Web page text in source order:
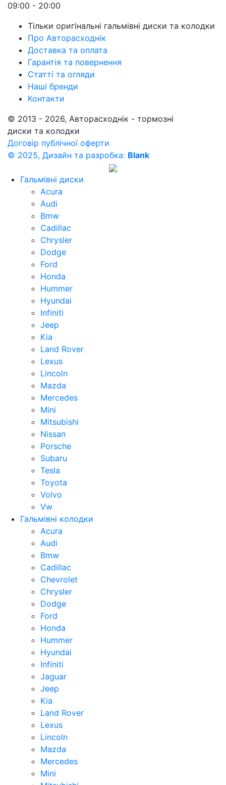
09:00 - 20:00
Тільки оригінальні гальмівні диски та колодки
Про Авторасходнік
Доставка та оплата
Гарантія та повернення
Статті та огляди
Наші бренди
Контакти
© 2013 - 2026, Авторасходнік - тормозні
диски та колодки
Договір публічної оферти
© 2025, Дизайн та разробка: Blank
Гальмівні диски
Acura
Audi
Bmw
Cadillac
Chrysler
Dodge
Ford
Honda
Hummer
Hyundai
Infiniti
Jeep
Kia
Land Rover
Lexus
Lincoln
Mazda
Mercedes
Mini
Mitsubishi
Nissan
Porsche
Subaru
Tesla
Toyota
Volvo
Vw
Гальмівні колодки
Acura
Audi
Bmw
Cadillac
Chevrolet
Chrysler
Dodge
Ford
Honda
Hummer
Hyundai
Infiniti
Jaguar
Jeep
Kia
Land Rover
Lexus
Lincoln
Mazda
Mercedes
Mini